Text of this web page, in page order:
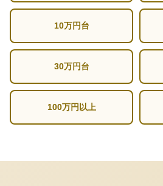
10万円台
30万円台
100万円以上